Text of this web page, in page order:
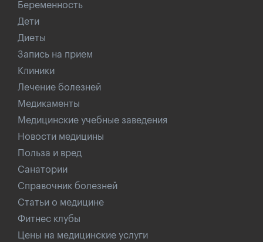
Беременность
Дети
Диеты
Запись на прием
Клиники
Лечение болезней
Медикаменты
Медицинские учебные заведения
Новости медицины
Польза и вред
Санатории
Справочник болезней
Статьи о медицине
Фитнес клубы
Цены на медицинские услуги